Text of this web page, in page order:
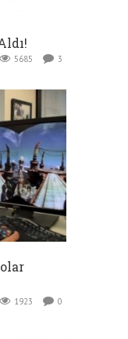
5685 3
1923 0